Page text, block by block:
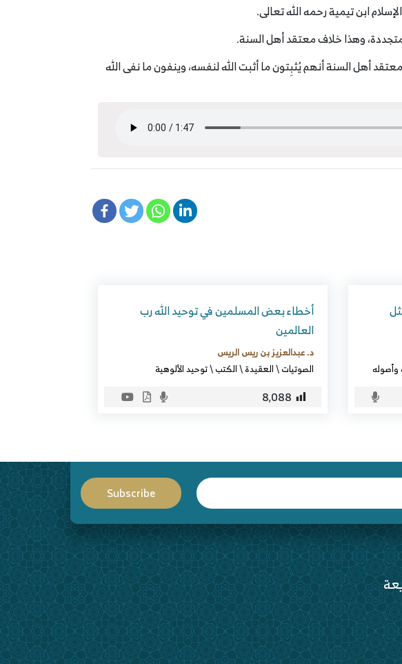
ابن تيمية رحمه الله تعالى.
وهذا خلاف معتقد أهل السنة.
أهل السنة أنهم يُثبِتون ما أثبت الله لنفسه، وينفون ما نفى الله
وأصوله
أخطاء بعض المسلمين في توحيد الله رب
العالمين
د. عبدالعزيز بن ريس الريس
الصوتيات\العقيدة\الكتب\توحيد الألوهية
8٬088